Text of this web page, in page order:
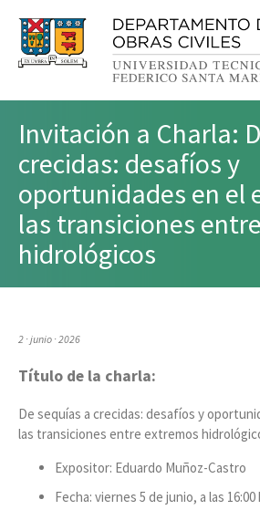
Invitación a Charla:
crecidas: desafíos y
oportunidades en el
las transiciones
hidrológicos
2 · junio · 2026
Título de la charla:
De sequías a crecidas: desafíos y
las transiciones entre extremos
Expositor: Eduardo Muñoz-Castro
Fecha: viernes 5 de junio, a las 16:00